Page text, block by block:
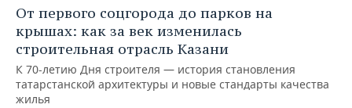
От первого соцгорода до парков на
крышах: как за век изменилась
строительная отрасль Казани
К 70-летию Дня строителя — история становления
татарстанской архитектуры и новые стандарты качества
жилья